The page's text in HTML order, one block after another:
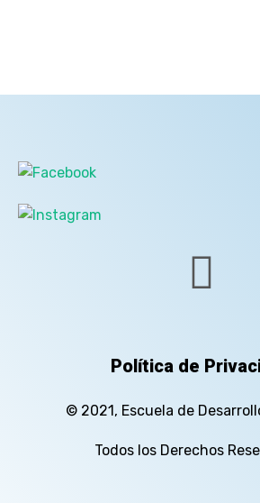
Política de
© 2021, Escuela de
Todos los Derechos